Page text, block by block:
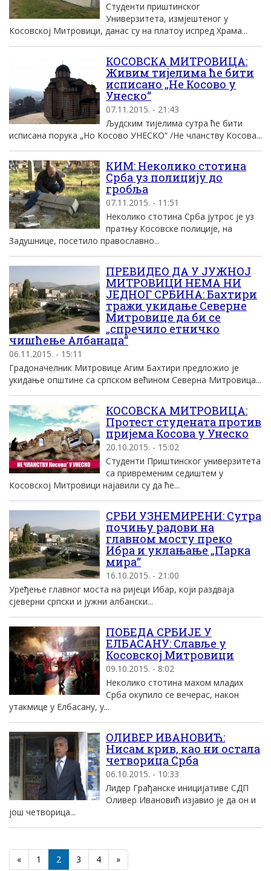
Студенти приштинског
Универзитета, измјештеног у
Косовској Митровици, данас су на платоу испред Храма...
КОСОВСКА МИТРОВИЦА:
Живим тијелима ће бити
исписано „Не Косово у
Унеско“
07.11.2015. - 21:43
Људским тијелима сутра ће бити
исписана порука „Но Косово УНЕСКО“ /Не чланству Косова...
КИМ: Неколико стотина
Срба уз полицију до
гробља
07.11.2015. - 11:51
Неколико стотина Срба јутрос је уз
пратњу Косовске полиције, на
Задушнице, посетило православно...
ПРЕВИДЕО ДА У ЈУЖНОЈ
МИТРОВИЦИ НЕМА НИ
ЈЕДНОГ СРБИНА: Бахтири
тражи укидање Северне
Митровице да би се
„спречило етничко
чишћење Албанаца“
06.11.2015. - 15:11
Градоначелник Митровице Агим Бахтири предложио је
укидање општине са српском већином Северна Митровица...
КОСОВСКА МИТРОВИЦА:
Протест студената против
пријема Косова у Унеско
20.10.2015. - 15:02
Студенти Приштинског универзитета
са привременим седиштем у
Косовској Митровици најавили су да ће...
СРБИ УЗНЕМИРЕНИ: Сутра
почињу радови на
главном мосту преко
Ибра и уклањање „Парка
мира“
16.10.2015. - 21:00
Уређење главног моста на ријеци Ибар, који раздваја
сјеверни српски и јужни албански...
ПОБЕДА СРБИЈЕ У
ЕЛБАСАНУ: Славље у
Косовској Митровици
09.10.2015. - 8:02
Неколико стотина махом младих
Срба окупило се вечерас, након
утакмице у Елбасану, у...
ОЛИВЕР ИВАНОВИЋ:
Нисам крив, као ни остала
четворица Срба
06.10.2015. - 10:33
Лидер Грађанске иницијативе СДП
Оливер Ивановић изјавио је да он и
још четворица...
« 1 2 3 4 »